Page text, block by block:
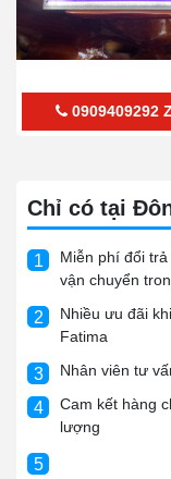
0909409292
Chỉ có tại
1
Miễn phí đổi
vận chuyển
2
Nhiều ưu đãi
Fatima
3 Nhân viên tư
4
Cam kết hàng
lượng
5